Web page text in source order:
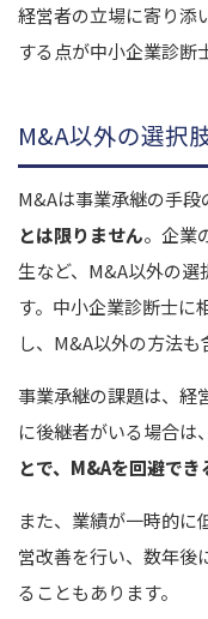
経営者の立場に寄り添
する点が中小企業診断
M&A以外の選択
M&Aは事業承継の手段
とは限りません。企業
生など、M&A以外の選
す。中小企業診断士に
し、M&A以外の方法も
事業承継の課題は、経
に後継者がいる場合は、
とで、M&Aを回避で
また、業績が一時的に
営改善を行い、数年後
ることもあります。